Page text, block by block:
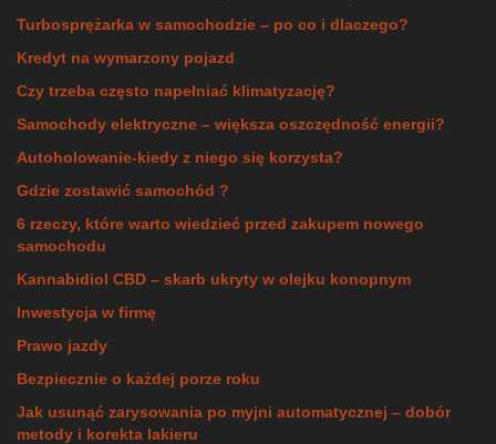
Turbosprężarka w samochodzie – po co i dlaczego?
Kredyt na wymarzony pojazd
Czy trzeba często napełniać klimatyzację?
Samochody elektryczne – większa oszczędność energii?
Autoholowanie-kiedy z niego się korzysta?
Gdzie zostawić samochód ?
6 rzeczy, które warto wiedzieć przed zakupem nowego
samochodu
Kannabidiol CBD – skarb ukryty w olejku konopnym
Inwestycja w firmę
Prawo jazdy
Bezpiecznie o każdej porze roku
Jak usunąć zarysowania po myjni automatycznej – dobór
metody i korekta lakieru